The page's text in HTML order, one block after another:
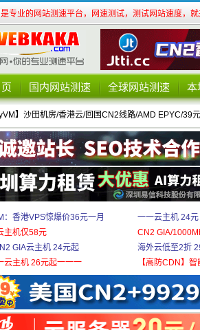
专业的网站测速平台，网速测试，测试网站速度，
国内网站测速 全球网站测速 本
】沙田机房/香港云/回国CN2线路/AMD EPYC/39
：香港VPS惊爆价36元一月
主机仅58元
GIA云主机 24元起
云主机 26元起一一一
一一云主机 24
CN2 GIA/
海外云低至2折
【高防CDN】